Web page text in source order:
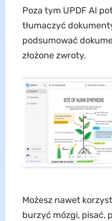
Poza tym UPDF AI
tłumaczyć
podsumować
złożone zwroty.
Możesz nawet
burzyć mózgi, pisać,